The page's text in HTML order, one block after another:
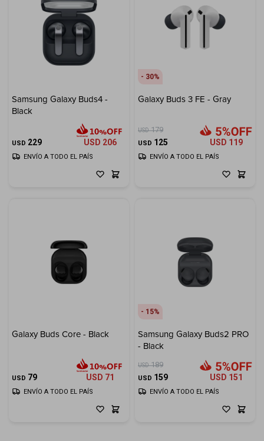
Samsung Galaxy Buds4 -
Black
USD 229 USD 206
ENVÍO A TODO EL PAÍS
30
Galaxy Buds 3 FE - Gray
USD 179
USD 125 USD 119
ENVÍO A TODO EL PAÍS
Galaxy Buds Core - Black
USD 79 USD 71
ENVÍO A TODO EL PAÍS
15
Samsung Galaxy Buds2 PRO
- Black
USD 189
USD 159 USD 151
ENVÍO A TODO EL PAÍS